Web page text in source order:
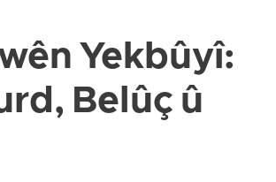
Yekbûyî:
Belûç û